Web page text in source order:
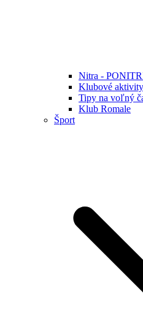
Nitra -
Klubové aktivity
Tipy na voľný
Klub Romale
Šport